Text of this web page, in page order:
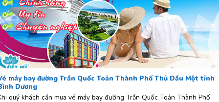
máy bay đường Trần Quốc Toản Thành Phố Thủ Dầu Một tỉnh
Dương
quý khách cần mua vé máy bay đường Trần Quốc Toản Thành Phố